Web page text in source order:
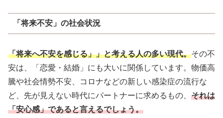
「将来不安」の社会状況
「将来へ不安を感じる」」と考える人の多い現代。その不
安は、「恋愛・結婚」にも大いに関係しています。物価高
騰や社会情勢不安、コロナなどの新しい感染症の流行な
ど、先が見えない時代にパートナーに求めるもの、 それは
「安心感」であると言えるでしょう。